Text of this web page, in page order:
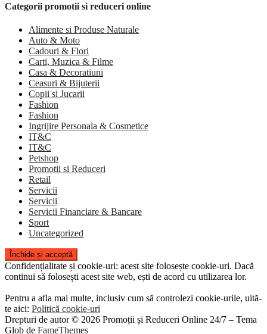
Categorii promotii si reduceri online
Alimente si Produse Naturale
Auto & Moto
Cadouri & Flori
Carti, Muzica & Filme
Casa & Decoratiuni
Ceasuri & Bijuterii
Copii si Jucarii
Fashion
Fashion
Ingrijire Personala & Cosmetice
IT&C
IT&C
Petshop
Promotii si Reduceri
Retail
Servicii
Servicii
Servicii Financiare & Bancare
Sport
Uncategorized
Confidențialitate și cookie-uri: acest site folosește cookie-uri. Dacă
continui să folosești acest site web, ești de acord cu utilizarea lor.
Pentru a afla mai multe, inclusiv cum să controlezi cookie-urile, uită-
te aici: Politică cookie-uri
Drepturi de autor © 2026 Promoții și Reduceri Online 24/7 – Tema
Glob de FameThemes